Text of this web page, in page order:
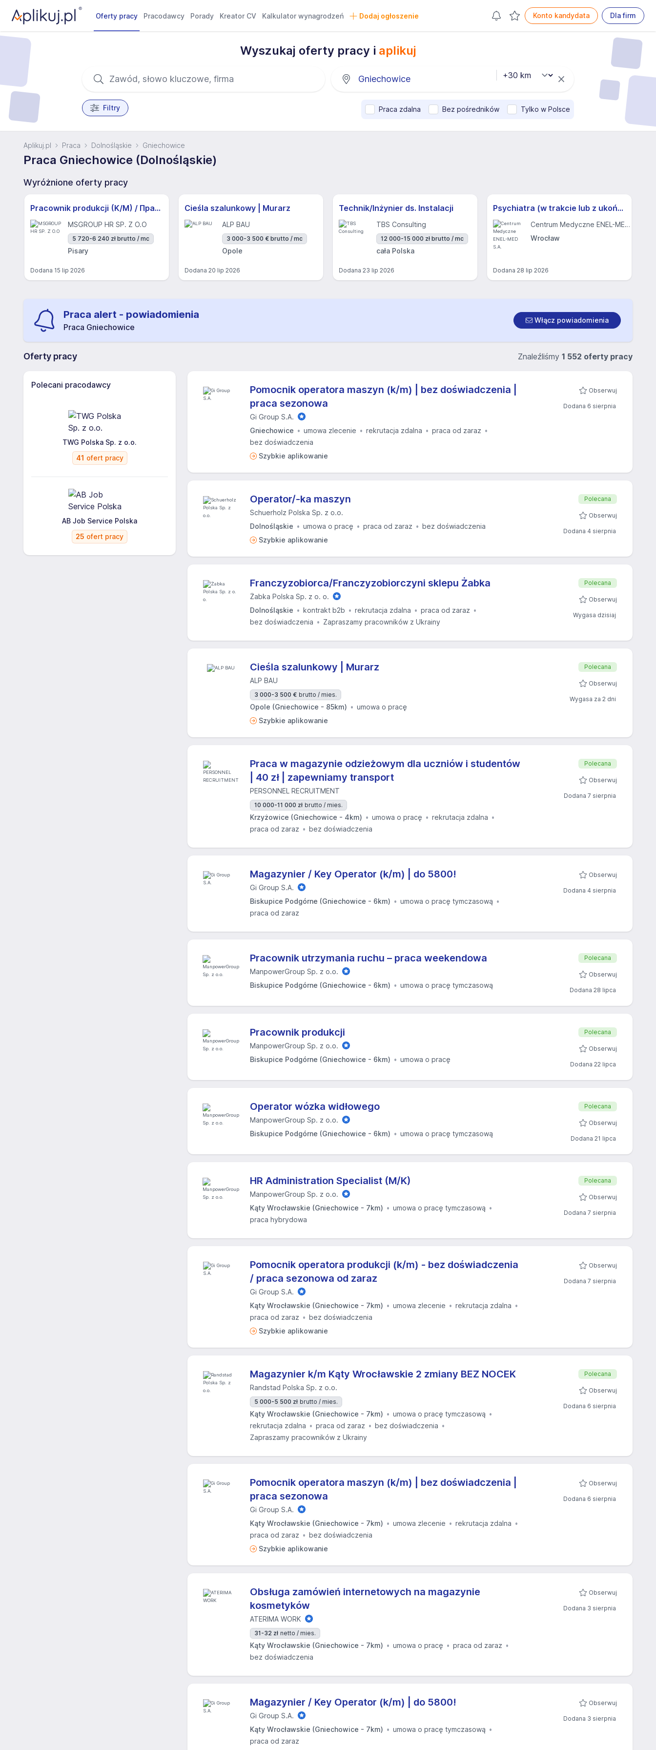
Oferty pracy Pracodawcy Porady Kreator CV Kalkulator wynagrodzeń Dodaj ogłoszenie Konto kandydata Dla firm
Wyszukaj oferty pracy i aplikuj
Filtry Praca zdalna Bez pośredników Tylko w Polsce
Aplikuj.pl Praca Dolnośląskie Gniechowice
Praca Gniechowice (Dolnośląskie)
Wyróżnione oferty pracy
Pracownik produkcji (K/M) / Працівники продукції Huber-Suhner (K/M)
MSGROUP HR SP. Z O.O
5 720-6 240 zł brutto / mc
Pisary
Dodana 15 lip 2026
Cieśla szalunkowy | Murarz
ALP BAU
3 000-3 500 € brutto / mc
Opole
Dodana 20 lip 2026
Technik/Inżynier ds. Instalacji
TBS Consulting
12 000-15 000 zł brutto / mc
cała Polska
Dodana 23 lip 2026
Psychiatra (w trakcie lub z ukończoną specjalizacją) (k/m)
Centrum Medyczne ENEL-MED S.A.
Wrocław
Dodana 28 lip 2026
Praca alert - powiadomienia
Praca Gniechowice
Włącz powiadomienia
Oferty pracy Znaleźliśmy 1 552 oferty pracy
Polecani pracodawcy
TWG Polska Sp. z o.o.
41 ofert pracy
AB Job Service Polska
25 ofert pracy
Pomocnik operatora maszyn (k/m) | bez doświadczenia |
praca sezonowa
Gi Group S.A.
Gniechowice
umowa zlecenie rekrutacja zdalna
praca od zaraz
bez doświadczenia
Szybkie aplikowanie
Obserwuj
Dodana 6 sierpnia
Operator/-ka maszyn
Schuerholz Polska Sp. z o.o.
Dolnośląskie
umowa o pracę praca od zaraz
bez doświadczenia
Szybkie aplikowanie
Polecana
Obserwuj
Dodana 4 sierpnia
Franczyzobiorca/Franczyzobiorczyni sklepu Żabka
Żabka Polska Sp. z o. o.
Dolnośląskie
kontrakt b2b rekrutacja zdalna
praca od zaraz
bez doświadczenia
Zapraszamy pracowników z Ukrainy
Polecana
Obserwuj
Wygasa dzisiaj
Cieśla szalunkowy | Murarz
ALP BAU
3 000-3 500 € brutto / mies.
Opole (Gniechowice - 85km)
umowa o pracę
Szybkie aplikowanie
Polecana
Obserwuj
Wygasa za 2 dni
Praca w magazynie odzieżowym dla uczniów i studentów
| 40 zł | zapewniamy transport
PERSONNEL RECRUITMENT
10 000-11 000 zł brutto / mies.
Krzyżowice (Gniechowice - 4km) umowa o pracę
rekrutacja zdalna
praca od zaraz
bez doświadczenia
Polecana
Obserwuj
Dodana 7 sierpnia
Magazynier / Key Operator (k/m) | do 5800!
Gi Group S.A.
Biskupice Podgórne (Gniechowice - 6km)
umowa o pracę tymczasową
praca od zaraz
Obserwuj
Dodana 4 sierpnia
Pracownik utrzymania ruchu – praca weekendowa
ManpowerGroup Sp. z o.o.
Biskupice Podgórne (Gniechowice - 6km)
umowa o pracę tymczasową
Polecana
Obserwuj
Dodana 28 lipca
Pracownik produkcji
ManpowerGroup Sp. z o.o.
Biskupice Podgórne (Gniechowice - 6km)
umowa o pracę
Polecana
Obserwuj
Dodana 22 lipca
Operator wózka widłowego
ManpowerGroup Sp. z o.o.
Biskupice Podgórne (Gniechowice - 6km)
umowa o pracę tymczasową
Polecana
Obserwuj
Dodana 21 lipca
HR Administration Specialist (M/K)
ManpowerGroup Sp. z o.o.
Kąty Wrocławskie (Gniechowice - 7km)
umowa o pracę tymczasową
praca hybrydowa
Polecana
Obserwuj
Dodana 7 sierpnia
Pomocnik operatora produkcji (k/m) - bez doświadczenia
/ praca sezonowa od zaraz
Gi Group S.A.
Kąty Wrocławskie (Gniechowice - 7km)
umowa zlecenie
rekrutacja zdalna
praca od zaraz
bez doświadczenia
Szybkie aplikowanie
Obserwuj
Dodana 7 sierpnia
Magazynier k/m Kąty Wrocławskie 2 zmiany BEZ NOCEK
Randstad Polska Sp. z o.o.
5 000-5 500 zł brutto / mies.
Kąty Wrocławskie (Gniechowice - 7km)
umowa o pracę tymczasową
rekrutacja zdalna
praca od zaraz
bez doświadczenia
Zapraszamy pracowników z Ukrainy
Polecana
Obserwuj
Dodana 6 sierpnia
Pomocnik operatora maszyn (k/m) | bez doświadczenia |
praca sezonowa
Gi Group S.A.
Kąty Wrocławskie (Gniechowice - 7km)
umowa zlecenie
rekrutacja zdalna
praca od zaraz
bez doświadczenia
Szybkie aplikowanie
Obserwuj
Dodana 6 sierpnia
Obsługa zamówień internetowych na magazynie
kosmetyków
ATERIMA WORK
31-32 zł netto / mies.
Kąty Wrocławskie (Gniechowice - 7km) umowa o pracę
praca od zaraz
bez doświadczenia
Obserwuj
Dodana 3 sierpnia
Magazynier / Key Operator (k/m) | do 5800!
Gi Group S.A.
Kąty Wrocławskie (Gniechowice - 7km)
umowa o pracę tymczasową
praca od zaraz
Obserwuj
Dodana 3 sierpnia